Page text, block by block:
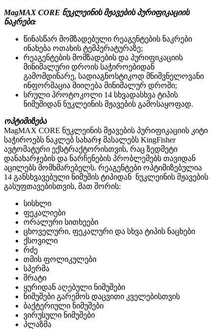
MagMAX CORE ნუკლეინის მჟავების პურიფიკაციის
ნაკრები:
წინასწარ მომზადებული რეაგენტების ნაკრები
ინახება ოთახის ტემპერატურაზე;
რეაგენტების მომზადების და პურიფიკაციის
მინიმალური დროის საჭიროებიდან
გამომდინარე, სადიაგნოსტიკოდ მნიშვნელოვანი
ინფორმაცია მიიღება მინიმალურ დროში;
სრული პროტოკოლი 14 სხვადასხვა ტიპის
ნიმუშიდან ნუკლეინის მჟავების გამოსაყოფად.
ოპტიმიზება
MagMAX CORE ნუკლეინის მჟავების პურიფიკაციის კიტი
საჭიროებს ნაკლებ სახარჯ მასალებს KingFisher
ავტომატური ექსტრაქტორისთვის, რაც ზედმეტი
დანახარჯების და ნარჩენების პრობლემებს თავიდან
აცილებს მომხმარებელს. რეაგენტები ოპტიმიზებულია
14 განსხვავებული ნიმუშის ტიპიდან ნუკლეინის მჟავების
გასუფთავებისთვის, მათ შორის:
სისხლი
ფეკალიები
ორალური სითხეები
ცხოველური, ფეკალური და სხვა ტიპის ნაცხები
ქსოვილი
რძე
თმის ფოლიკულები
სპერმა
შრატი
ყურიდან აღებული ნიმუშები
ნიმუშები გარემოს დაცვითი კველებისთვის
ბაქტერიული ნიმუშები
ვირუსული ნიმუშები
პლაზმა